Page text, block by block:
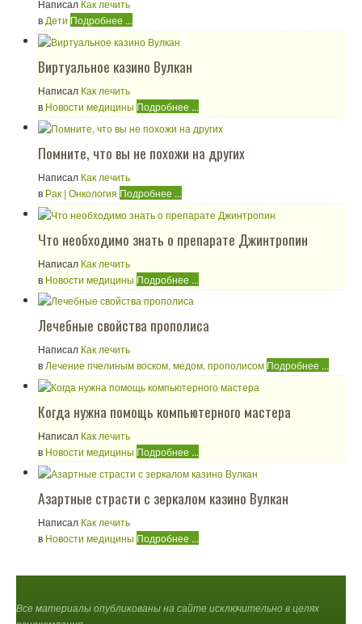
Написал Как лечить
в Дети Подробнее ...
Виртуальное казино Вулкан
Написал Как лечить
в Новости медицины Подробнее ...
Помните, что вы не похожи на других
Написал Как лечить
в Рак | Онкология Подробнее ...
Что необходимо знать о препарате Джинтропин
Написал Как лечить
в Новости медицины Подробнее ...
Лечебные свойства прополиса
Написал Как лечить
в Лечение пчелиным воском, медом, прополисом Подробнее ...
Когда нужна помощь компьютерного мастера
Написал Как лечить
в Новости медицины Подробнее ...
Азартные страсти с зеркалом казино Вулкан
Написал Как лечить
в Новости медицины Подробнее ...
Все материалы опубликованы на сайте исключительно в целях